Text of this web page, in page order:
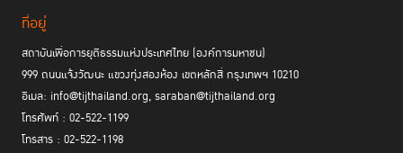
ที่อยู่
สถาบันเพื่อการยุติธรรมแห่งประเทศไทย (องค์การมหาชน)
999 ถนนแจ้งวัฒนะ แขวงทุ่งสองห้อง เขตหลักสี่ กรุงเทพฯ 10210
อีเมล: info@tijthailand.org, saraban@tijthailand.org
โทรศัพท์ : 02-522-1199
โทรสาร : 02-522-1198